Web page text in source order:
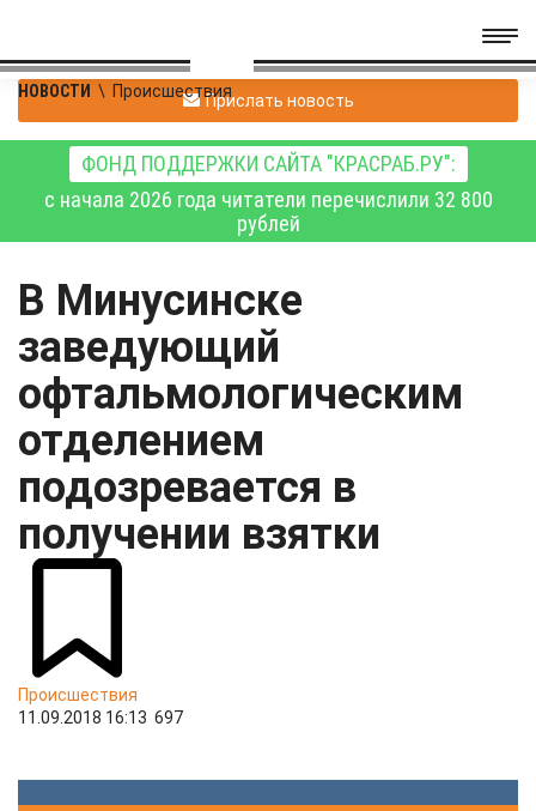
НОВОСТИ \ ПроисшествияПрислать новость
ФОНД ПОДДЕРЖКИ САЙТА "КРАСРАБ.РУ":
с начала 2026 года читатели перечислили 32 800
рублей
В Минусинске
заведующий
офтальмологическим
отделением
подозревается в
получении взятки
Происшествия
11.09.2018 16:13 697